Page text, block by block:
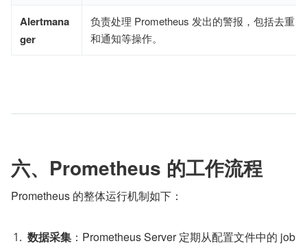
Alertmana
ger
负责处理 Prometheus 发出的警报，包括去重
和通知等操作。
六、Prometheus 的工作流程
Prometheus 的整体运行机制如下：
数据采集 ：Prometheus Server 定期从配置文件中的 job